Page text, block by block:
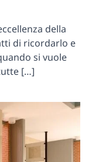
della
di ricordarlo e
si vuole
[…]